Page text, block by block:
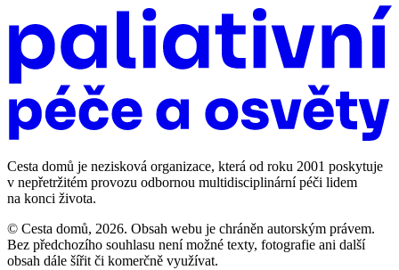
Cesta domů je nezisková organizace, která od roku 2001 poskytuje
v nepřetržitém provozu odbornou multidisciplinární péči lidem
na konci života.
© Cesta domů, 2026. Obsah webu je chráněn autorským právem.
Bez předchozího souhlasu není možné texty, fotografie ani další
obsah dále šířit či komerčně využívat.